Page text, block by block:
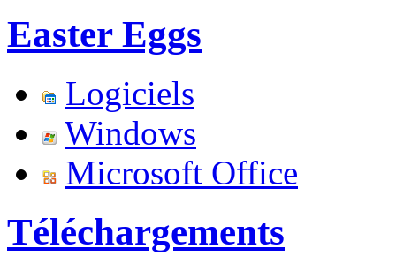
Easter Eggs
Logiciels
Windows
Microsoft Office
Téléchargements